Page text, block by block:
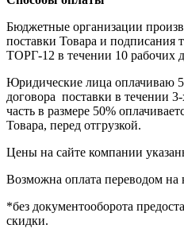
Бюджетные организации
поставки Товара и подписания
ТОРГ-12 в течении 10 рабочих
Юридические лица оплачиваю
договора поставки в течении
часть в размере 50%
Товара, перед отгрузкой.
Цены на сайте компании
Возможна оплата переводом
*без документооборота
скидки.